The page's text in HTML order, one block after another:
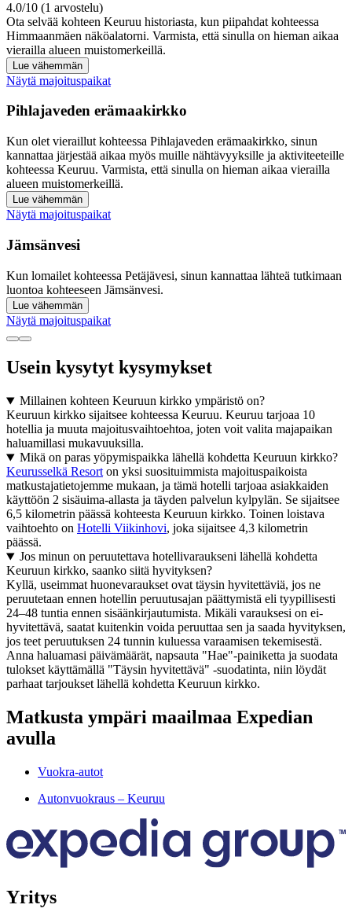
4.0/10 (1 arvostelu)
Ota selvää kohteen Keuruu historiasta, kun piipahdat kohteessa
Himmaanmäen näköalatorni. Varmista, että sinulla on hieman aikaa
vierailla alueen muistomerkeillä.
Lue vähemmän
Näytä majoituspaikat
Pihlajaveden erämaakirkko
Kun olet vieraillut kohteessa Pihlajaveden erämaakirkko, sinun
kannattaa järjestää aikaa myös muille nähtävyyksille ja aktiviteeteille
kohteessa Keuruu. Varmista, että sinulla on hieman aikaa vierailla
alueen muistomerkeillä.
Lue vähemmän
Näytä majoituspaikat
Jämsänvesi
Kun lomailet kohteessa Petäjävesi, sinun kannattaa lähteä tutkimaan
luontoa kohteeseen Jämsänvesi.
Lue vähemmän
Näytä majoituspaikat
Usein kysytyt kysymykset
Millainen kohteen Keuruun kirkko ympäristö on?
Keuruun kirkko sijaitsee kohteessa Keuruu. Keuruu tarjoaa 10
hotellia ja muuta majoitusvaihtoehtoa, joten voit valita majapaikan
haluamillasi mukavuuksilla.
Mikä on paras yöpymispaikka lähellä kohdetta Keuruun kirkko?
Keurusselkä Resort on yksi suosituimmista majoituspaikoista
matkustajatietojemme mukaan, ja tämä hotelli tarjoaa asiakkaiden
käyttöön 2 sisäuima-allasta ja täyden palvelun kylpylän. Se sijaitsee
6,5 kilometrin päässä kohteesta Keuruun kirkko. Toinen loistava
vaihtoehto on Hotelli Viikinhovi, joka sijaitsee 4,3 kilometrin
päässä.
Jos minun on peruutettava hotellivaraukseni lähellä kohdetta
Keuruun kirkko, saanko siitä hyvityksen?
Kyllä, useimmat huonevaraukset ovat täysin hyvitettäviä, jos ne
peruutetaan ennen hotellin peruutusajan päättymistä eli tyypillisesti
24–48 tuntia ennen sisäänkirjautumista. Mikäli varauksesi on ei-
hyvitettävä, saatat kuitenkin voida peruuttaa sen ja saada hyvityksen,
jos teet peruutuksen 24 tunnin kuluessa varaamisen tekemisestä.
Anna haluamasi päivämäärät, napsauta "Hae"-painiketta ja suodata
tulokset käyttämällä "Täysin hyvitettävä" -suodatinta, niin löydät
parhaat tarjoukset lähellä kohdetta Keuruun kirkko.
Matkusta ympäri maailmaa Expedian
avulla
Vuokra-autot
Autonvuokraus – Keuruu
Yritys